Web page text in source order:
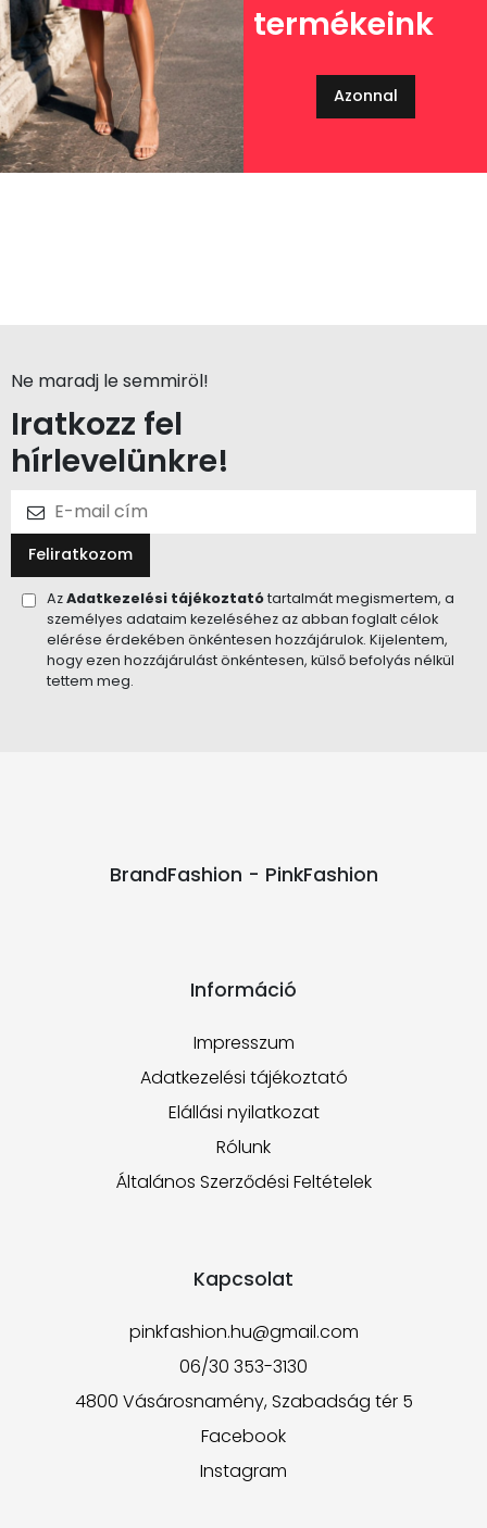
termékeink
Azonnal
Ne maradj le semmiröl!
Iratkozz fel
hírlevelünkre!
Feliratkozom
AzAdatkezelési tájékoztatótartalmát megismertem, a
személyes adataim kezeléséhez az abban foglalt célok
elérése érdekében önkéntesen hozzájárulok. Kijelentem,
hogy ezen hozzájárulást önkéntesen, külső befolyás nélkül
tettem meg.
BrandFashion - PinkFashion
Információ
Impresszum
Adatkezelési tájékoztató
Elállási nyilatkozat
Rólunk
Általános Szerződési Feltételek
Kapcsolat
pinkfashion.hu@gmail.com
06/30 353-3130
4800 Vásárosnamény, Szabadság tér 5
Facebook
Instagram